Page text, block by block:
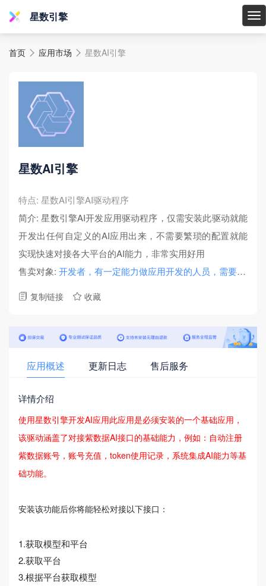
星
星数引擎
首页  应用市场  星数AI引擎
星数AI引擎
特点: 星数AI引擎AI驱动程序
简介: 星数引擎AI开发应用驱动程序，仅需安装此驱动就能
开发出任何自定义的AI应用出来，不需要繁琐的配置就能
实现快速对接各大平台的AI能力，非常实用好用
售卖对象: 开发者，有一定能力做应用开发的人员，需要使用PHP完成AI开发的开发者或者企业人员
 复制链接  收藏
应用概述 更新日志 售后服务
详情介绍
使用星数引擎开发AI应用此应用是必须安装的一个基础应用，
该驱动涵盖了对接紫数据AI接口的基础能力，例如：自动注册
紫数据账号，账号充值，token使用记录，系统集成AI能力等基
础功能。
安装该功能后你将能轻松对接以下接口：
1.获取模型和平台
2.获取平台
3.根据平台获取模型